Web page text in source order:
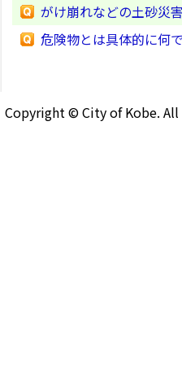
がけ崩れなどの土砂災
危険物とは具体的に何
Copyright © City of Kobe. All